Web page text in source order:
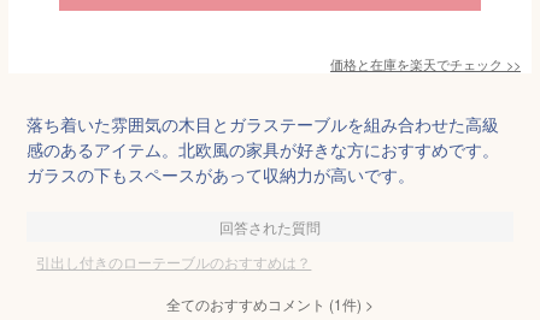
価格と在庫を楽天でチェック >>
落ち着いた雰囲気の木目とガラステーブルを組み合わせた高級
感のあるアイテム。北欧風の家具が好きな方におすすめです。
ガラスの下もスペースがあって収納力が高いです。
回答された質問
引出し付きのローテーブルのおすすめは？
全てのおすすめコメント (1件) >